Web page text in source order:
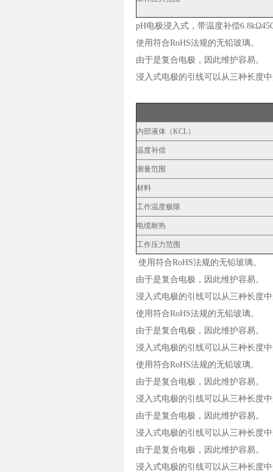
pH电极浸入式，带温度补偿
使用符合RoHS法规的无铅玻璃。
由于是复合电极，因此维护容易。
浸入式电极的引线可以从三种长度
内部液体（KCL）
温度补偿
测量范围
材料
工作温度极限
电缆耐热
工作压力范围
使用符合RoHS法规的无铅玻璃。
由于是复合电极，因此维护容易。
浸入式电极的引线可以从三种长度
使用符合RoHS法规的无铅玻璃。
由于是复合电极，因此维护容易。
浸入式电极的引线可以从三种长度
使用符合RoHS法规的无铅玻璃。
由于是复合电极，因此维护容易。
浸入式电极的引线可以从三种长度
由于是复合电极，因此维护容易。
浸入式电极的引线可以从三种长度
由于是复合电极，因此维护容易。
浸入式电极的引线可以从三种长度